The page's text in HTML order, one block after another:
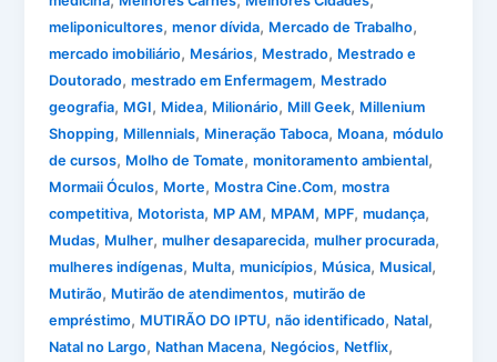
meliponicultores,menor dívida, Mercado de Trabalho,
mercado imobiliário, Mesários, Mestrado, Mestrado e
Doutorado,mestrado em Enfermagem, Mestrado
geografia, MGI, Midea, Milionário, Mill Geek, Millenium
Shopping, Millennials, Mineração Taboca, Moana,módulo
de cursos, Molho de Tomate,monitoramento ambiental,
Mormaii Óculos, Morte, Mostra Cine.Com,mostra
competitiva, Motorista, MP AM, MPAM, MPF,mudança,
Mudas, Mulher,mulher desaparecida,mulher procurada,
mulheres indígenas, Multa,municípios, Música, Musical,
Mutirão, Mutirão de atendimentos,mutirão de
empréstimo, MUTIRÃO DO IPTU,não identificado, Natal,
Natal no Largo, Nathan Macena, Negócios, Netflix,